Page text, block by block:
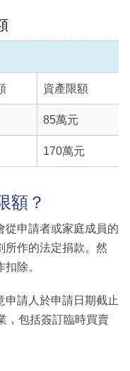
資產限額
85萬元
170萬元
額？
從申請者或家庭成員的
所作的法定捐款。然
除。
申請人於申請日期截止
，包括簽訂臨時買賣